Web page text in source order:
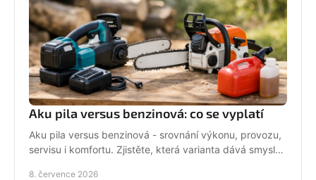
Aku pila versus benzinová: co se vyplatí
Aku pila versus benzinová - srovnání výkonu, provozu,
servisu i komfortu. Zjistěte, která varianta dává smysl
8. července 2026